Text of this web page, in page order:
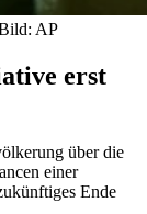
AP
erst
über die
einer
Ende